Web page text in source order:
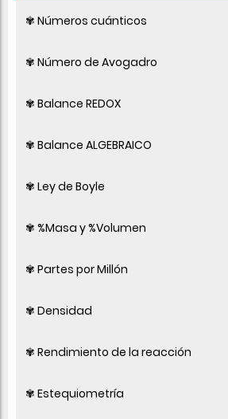
✾ Números cuánticos
✾ Número de Avogadro
✾ Balance REDOX
✾ Balance ALGEBRAICO
✾ Ley de Boyle
✾ %Masa y %Volumen
✾ Partes por Millón
✾ Densidad
✾ Rendimiento de la reacción
✾ Estequiometría